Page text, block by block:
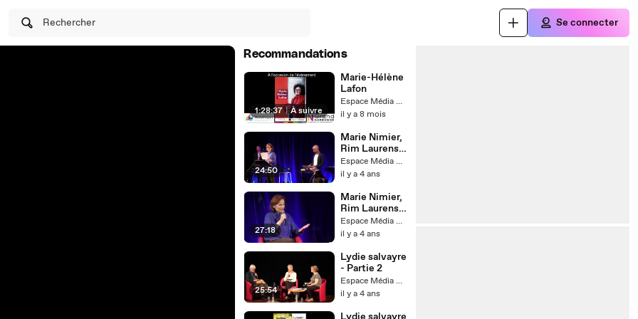
Rechercher Se connecter
Recommandations
1:28:37 | À suivre
Marie-Hélène
Lafon
Espace Média Grand Narbonne
il y a 8 mois
24:50
Marie Nimier,
Rim Laurens
& The Blue
Code - Partie
Espace Média Grand Narbonne
il y a 4 ans
27:18
Marie Nimier,
Rim Laurens
& The Blue
Code - Partie
Espace Média Grand Narbonne
il y a 4 ans
25:54
Lydie salvayre
- Partie 2
Espace Média Grand Narbonne
il y a 4 ans